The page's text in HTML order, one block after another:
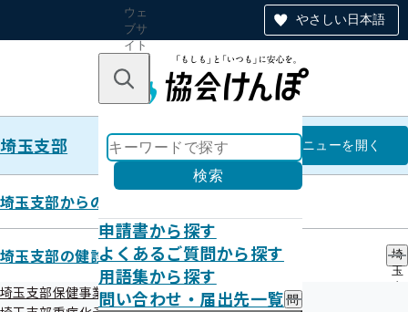
やさしい日本語
ウェ
ブサ
イト
のナ
ン
キーワードで探す
検索
申請書から探す
よくあるご質問から探す
用語集から探す
問い合わせ・届出先一覧 問
埼玉支部 埼玉支部
メニューを開く
埼玉支部からのお知らせ
埼玉支部の健診・保健指導のご案内
埼
玉
埼玉支部保健事業の外部委託について
健診パンフレット等